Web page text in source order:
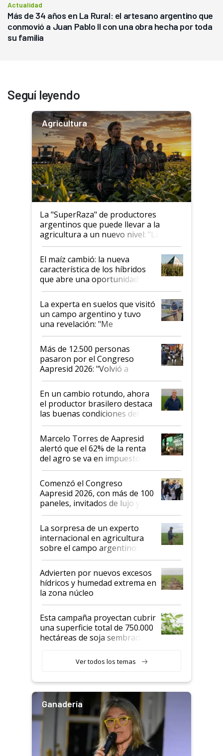
Actualidad
Más de 34 años en La Rural: el artesano argentino que
conmovió a Juan Pablo II con una obra hecha por toda
su familia
Seguí leyendo
Agricultura
La "SuperRaza" de productores
argentinos que puede llevar a la
agricultura a un nuevo nivel: "Las
posibilidades de crecimiento son
infinitas"
El maíz cambió: la nueva
característica de los híbridos
que abre una oportunidad en
el lote
La experta en suelos que visitó
un campo argentino y tuvo
una revelación: "Me
impresionó mucho"
Más de 12.500 personas
pasaron por el Congreso
Aapresid 2026: "Volvió a
demostrar que hablar del
suelo es hablar de todo el
sistema productivo"
En un cambio rotundo, ahora
el productor brasilero destaca
las buenas condiciones del
agro argentino para invertir:
"Los veo más motivados"
Marcelo Torres de Aapresid
alertó que el 62% de la renta
del agro se va en impuestos:
"No es bueno que en
Argentina se sigan discutiendo
las mismas cosas de hace 50
años"
Comenzó el Congreso
Aapresid 2026, con más de 100
paneles, invitados de lujo y
todas las tendencias
La sorpresa de un experto
internacional en agricultura
sobre el campo argentino:
"Estoy muy impresionado"
Advierten por nuevos excesos
hídricos y humedad extrema en
la zona núcleo
Esta campaña proyectan cubrir
una superficie total de 750.000
hectáreas de soja sembradas
variedades que marcan un
salto tecnológico en genética y
Ver todos los temas
Ganadería